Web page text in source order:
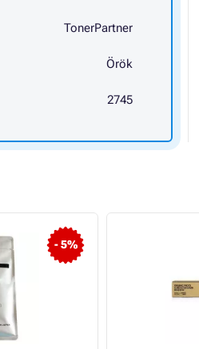
TonerPartner
Örök
2745
- 5%